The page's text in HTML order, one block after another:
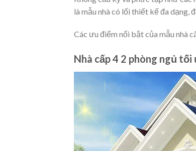
là mẫu nhà có lối thiết kế đa dạng,
Các ưu điểm nổi bật của mẫu nhà
Nhà cấp 4 2 phòng ngủ